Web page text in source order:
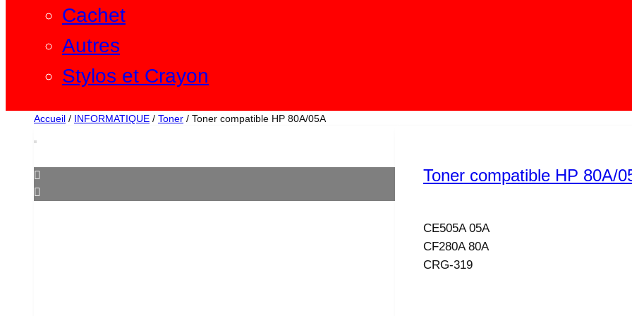
Cachet
Autres
Stylos et Crayon
Accueil / INFORMATIQUE / Toner / Toner compatible HP 80A/05A
Toner compatible HP 80A/
CE505A 05A
CF280A 80A
CRG-319